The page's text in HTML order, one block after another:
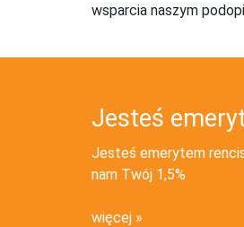
wsparcia naszym
Jesteś
Jesteś emerytem
nam Twój 1,5%
więcej